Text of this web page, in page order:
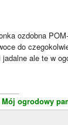
ozdobna
do
jadalne ale te w
Mój ogrodowy